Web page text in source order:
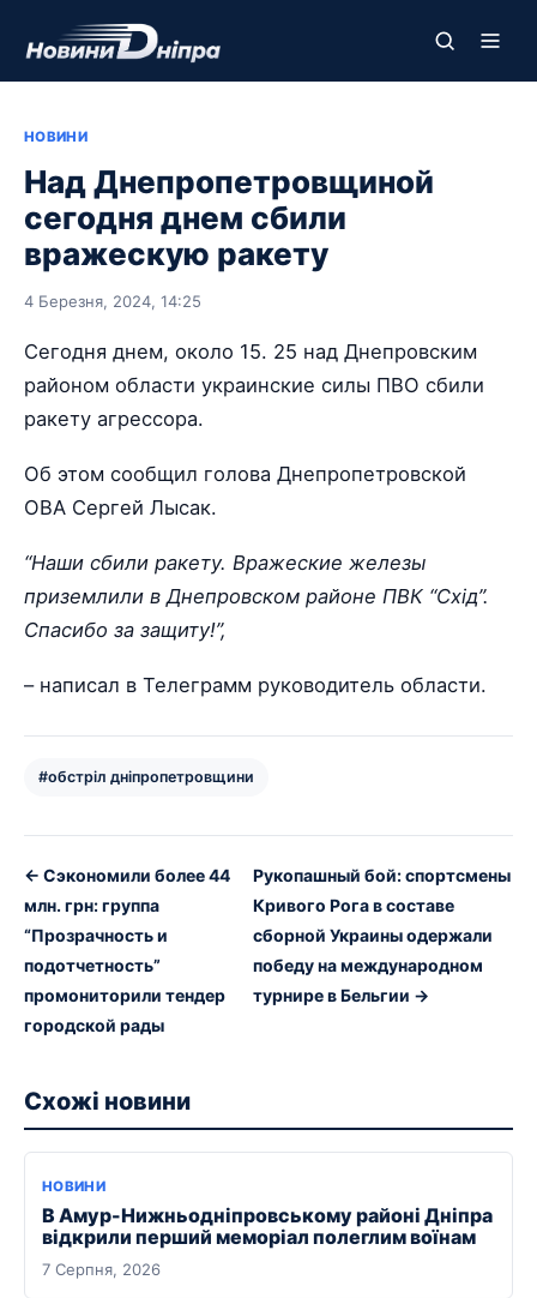
НОВИНИ
Над Днепропетровщиной
сегодня днем сбили
вражескую ракету
4 Березня, 2024, 14:25
Сегодня днем, около 15. 25 над Днепровским
районом области украинские силы ПВО сбили
ракету агрессора.
Об этом сообщил голова Днепропетровской
ОВА Сергей Лысак.
“Наши сбили ракету. Вражеские железы
приземлили в Днепровском районе ПВК “Схід”.
Спасибо за защиту!”,
– написал в Телеграмм руководитель области.
#обстріл дніпропетровщини
← Сэкономили более 44
млн. грн: группа
“Прозрачность и
подотчетность”
промониторили тендер
городской рады
Рукопашный бой: спортсмены
Кривого Рога в составе
сборной Украины одержали
победу на международном
турнире в Бельгии →
Схожі новини
НОВИНИ
В Амур-Нижньодніпровському районі Дніпра
відкрили перший меморіал полеглим воїнам
7 Серпня, 2026